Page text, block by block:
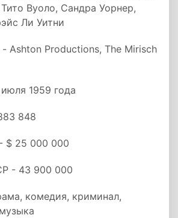
Вуоло, Сандра Уорнер,
Ли Уитни
Ashton Productions, The Mirisch
1959 года
848
25 000 000
- 43 900 000
комедия, криминал,